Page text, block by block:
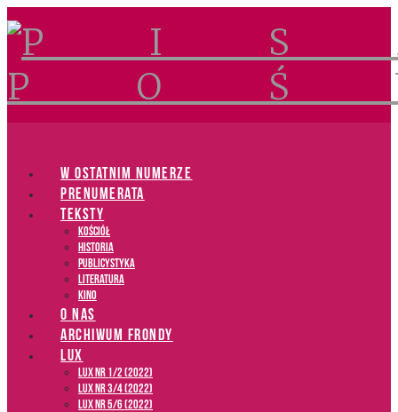
W OSTATNIM NUMERZE
PRENUMERATA
TEKSTY
Kościół
Historia
Publicystyka
Literatura
Kino
O NAS
ARCHIWUM FRONDY
LUX
LUX NR 1/2 (2022)
LUX NR 3/4 (2022)
LUX NR 5/6 (2022)